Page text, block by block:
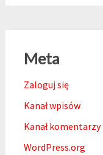
Meta
Zaloguj się
Kanał wpisów
Kanał komentarzy
WordPress.org